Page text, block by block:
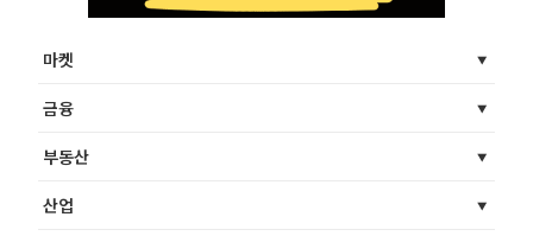
마켓
금융
부동산
산업